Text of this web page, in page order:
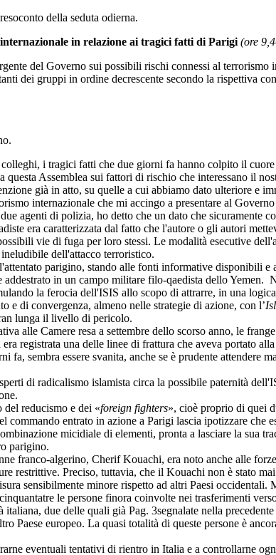
della seduta odierna.
in relazione ai tragici fatti di Parigi (ore
del Governo sui possibili rischi connessi al terrorismo
dei gruppi in ordine decrescente secondo la rispettiva
i tragici fatti che due giorni fa hanno colpito il
Assemblea sui fattori di rischio che interessano il
già in atto, su quelle a cui abbiamo dato ulteriore e
internazionale che mi accingo a presentare al
agenti di polizia, ho detto che un dato che sicuramente
era caratterizzata dal fatto che l'autore o gli autori
vie di fuga per loro stessi. Le modalità esecutive
dell'attacco terroristico.
parigino, stando alle fonti informative disponibili e
addestrato in un campo militare filo-qaedista dello Yemen.
la ferocia dell'ISIS allo scopo di attrarre, in una
e di convergenza, almeno nelle strategie di azione, con l’
lunga il livello di pericolo.
alle Camere resa a settembre dello scorso anno, le
registrata una delle linee di frattura che aveva portato
sembra essere svanita, anche se è prudente
di radicalismo islamista circa la possibile paternità
reducismo e dei «foreign fighters», cioè proprio di quei
commando entrato in azione a Parigi lascia ipotizzare
micidiale di elementi, pronta a lasciare la sua
parigino.
franco-algerino, Cherif Kouachi, era noto anche alle
restrittive. Preciso, tuttavia, che il Kouachi non è stato
sensibilmente minore rispetto ad altri Paesi
le persone finora coinvolte nei trasferimenti
italiana, due delle quali già Pag. 3segnalate nella
Paese europeo. La quasi totalità di queste persone è
eventuali tentativi di rientro in Italia e a controllarne